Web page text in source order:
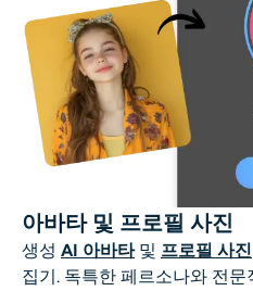
아바타 및 프로필 사진
생성 AI 아바타및 프로필 사진
집기 . 독특한 페르소나와 전